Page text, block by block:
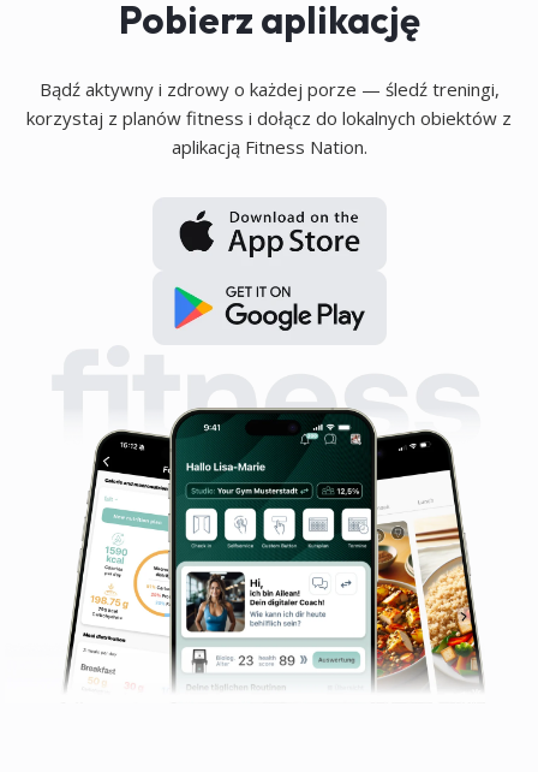
Pobierz aplikację
Bądź aktywny i zdrowy o każdej porze — śledź treningi,
korzystaj z planów fitness i dołącz do lokalnych obiektów z
aplikacją Fitness Nation.